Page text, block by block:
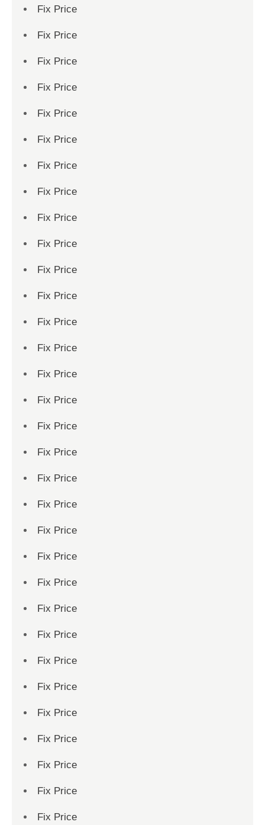
Fix Price
Fix Price
Fix Price
Fix Price
Fix Price
Fix Price
Fix Price
Fix Price
Fix Price
Fix Price
Fix Price
Fix Price
Fix Price
Fix Price
Fix Price
Fix Price
Fix Price
Fix Price
Fix Price
Fix Price
Fix Price
Fix Price
Fix Price
Fix Price
Fix Price
Fix Price
Fix Price
Fix Price
Fix Price
Fix Price
Fix Price
Fix Price